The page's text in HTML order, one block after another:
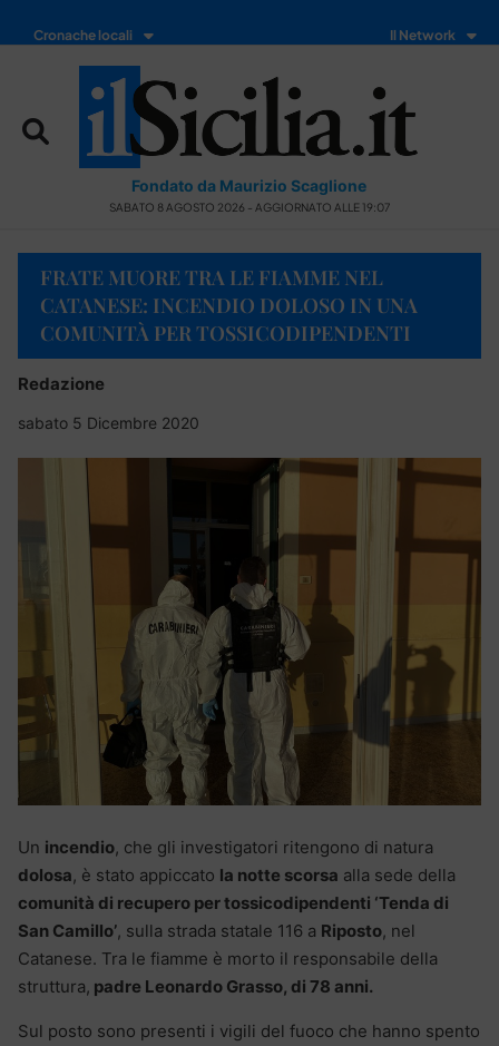
Cronache locali Il Network
Fondato da Maurizio Scaglione
SABATO 8 AGOSTO 2026 - AGGIORNATO ALLE 19:07
FRATE MUORE TRA LE FIAMME NEL
CATANESE: INCENDIO DOLOSO IN UNA
COMUNITÀ PER TOSSICODIPENDENTI
Redazione
sabato 5 Dicembre 2020
Un incendio, che gli investigatori ritengono di natura
dolosa, è stato appiccato la notte scorsa alla sede della
comunità di recupero per tossicodipendenti ‘Tenda di
San Camillo’, sulla strada statale 116 a Riposto, nel
Catanese. Tra le fiamme è morto il responsabile della
struttura, padre Leonardo Grasso, di 78 anni.
Sul posto sono presenti i vigili del fuoco che hanno spento